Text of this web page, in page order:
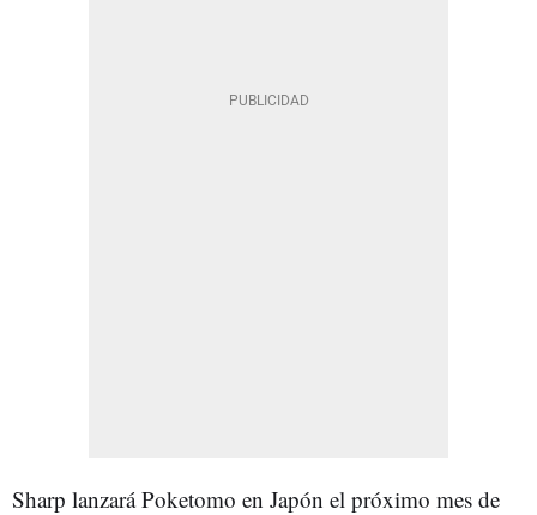
Sharp lanzará Poketomo en Japón el próximo mes de